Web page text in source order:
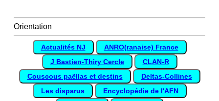
Orientation
Actualités NJ
ANRO(ranaise) France
J Bastien-Thiry Cercle
CLAN-R
Couscous paëllas et destins
Deltas-Collines
Les disparus
Encyclopédie de l'AFN